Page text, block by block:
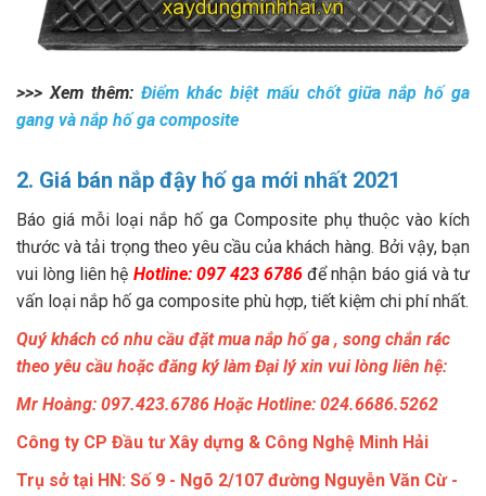
>>> Xem thêm:Điểm khác biệt mấu chốt giữa nắp hố ga
gang và nắp hố ga composite
2. Giá bán nắp đậy hố ga mới nhất 2021
Báo giá mỗi loại nắp hố ga Composite phụ thuộc vào kích
thước và tải trọng theo yêu cầu của khách hàng. Bởi vậy, bạn
vui lòng liên hệ Hotline: 097 423 6786 để nhận báo giá và tư
vấn loại nắp hố ga composite phù hợp, tiết kiệm chi phí nhất.
Quý khách có nhu cầu đặt mua nắp hố ga , song chắn rác
theo yêu cầu hoặc đăng ký làm Đại lý xin vui lòng liên hệ:
Mr Hoàng: 097.423.6786 Hoặc Hotline: 024.6686.5262
Công ty CP Đầu tư Xây dựng & Công Nghệ Minh Hải
Trụ sở tại HN: Số 9 - Ngõ 2/107 đường Nguyễn Văn Cừ -